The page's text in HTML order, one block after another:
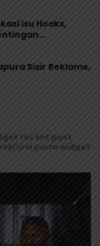
Isu Hoaks,
Sisir Reklame,
recent post
pada widget